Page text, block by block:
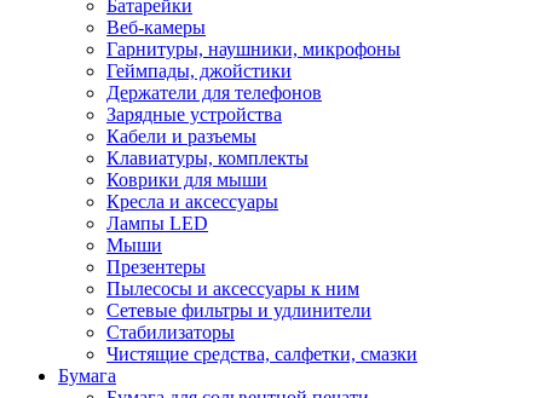
Батарейки
Веб-камеры
Гарнитуры, наушники, микрофоны
Геймпады, джойстики
Держатели для телефонов
Зарядные устройства
Кабели и разъемы
Клавиатуры, комплекты
Коврики для мыши
Кресла и аксессуары
Лампы LED
Мыши
Презентеры
Пылесосы и аксессуары к ним
Сетевые фильтры и удлинители
Стабилизаторы
Чистящие средства, салфетки, смазки
Бумага